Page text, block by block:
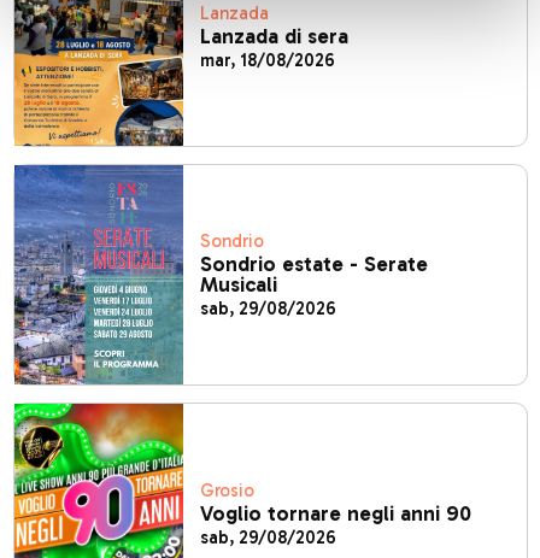
Lanzada
Lanzada di sera
mar, 18/08/2026
Sondrio
Sondrio estate - Serate
Musicali
sab, 29/08/2026
Grosio
Voglio tornare negli anni 90
sab, 29/08/2026